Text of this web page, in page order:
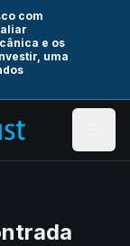
com
e os
uma